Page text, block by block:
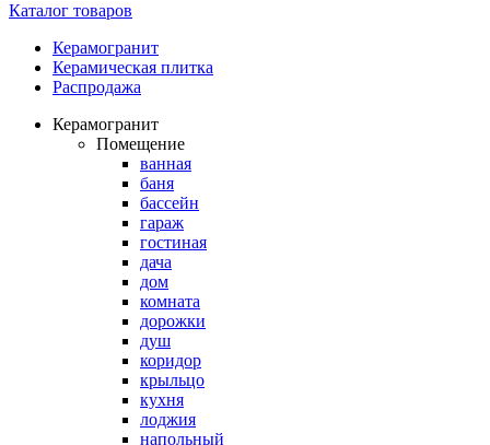
Каталог товаров
Керамогранит
Керамическая плитка
Распродажа
Керамогранит
Помещение
ванная
баня
бассейн
гараж
гостиная
дача
дом
комната
дорожки
душ
коридор
крыльцо
кухня
лоджия
напольный